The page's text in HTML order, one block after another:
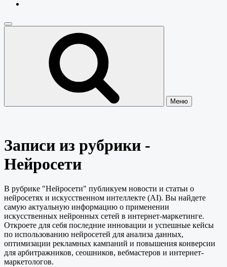
Меню
Записи из рубрики -
Нейросети
В рубрике "Нейросети" публикуем новости и статьи о
нейросетях и искусственном интеллекте (AI). Вы найдете
самую актуальную информацию о применении
искусственных нейронных сетей в интернет-маркетинге.
Откроете для себя последние инновации и успешные кейсы
по использованию нейросетей для анализа данных,
оптимизации рекламных кампаний и повышения конверсии
для арбитражников, сеошников, вебмастеров и интернет-
маркетологов.